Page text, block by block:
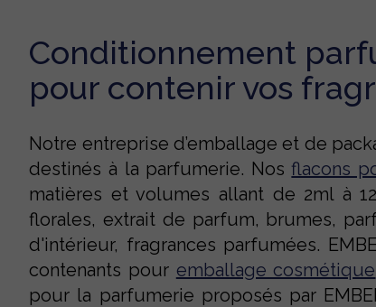
Conditionnement
pour contenir vos
Notre entreprise d’emballage et de
destinés à la parfumerie. Nos flacons
matières et volumes allant de 2ml à
florales, extrait de parfum, brumes,
d'intérieur, fragrances parfumées.
contenants pour emballage cosmétique
pour la parfumerie proposés par